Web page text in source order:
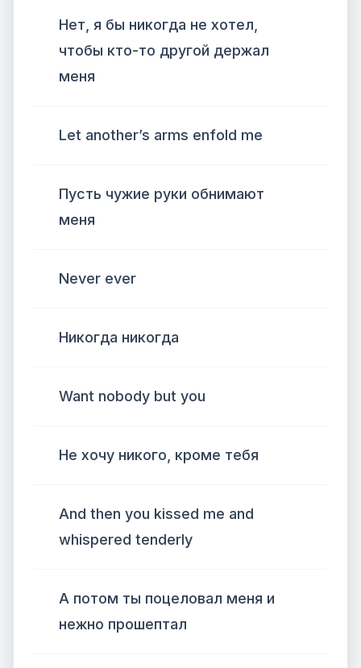
Нет, я бы никогда не хотел,
чтобы кто-то другой держал
меня
Let another’s arms enfold me
Пусть чужие руки обнимают
меня
Never ever
Никогда никогда
Want nobody but you
Не хочу никого, кроме тебя
And then you kissed me and
whispered tenderly
А потом ты поцеловал меня и
нежно прошептал